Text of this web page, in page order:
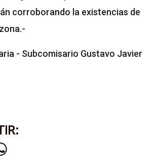
corroborando la existencias de
- Subcomisario Gustavo Javier